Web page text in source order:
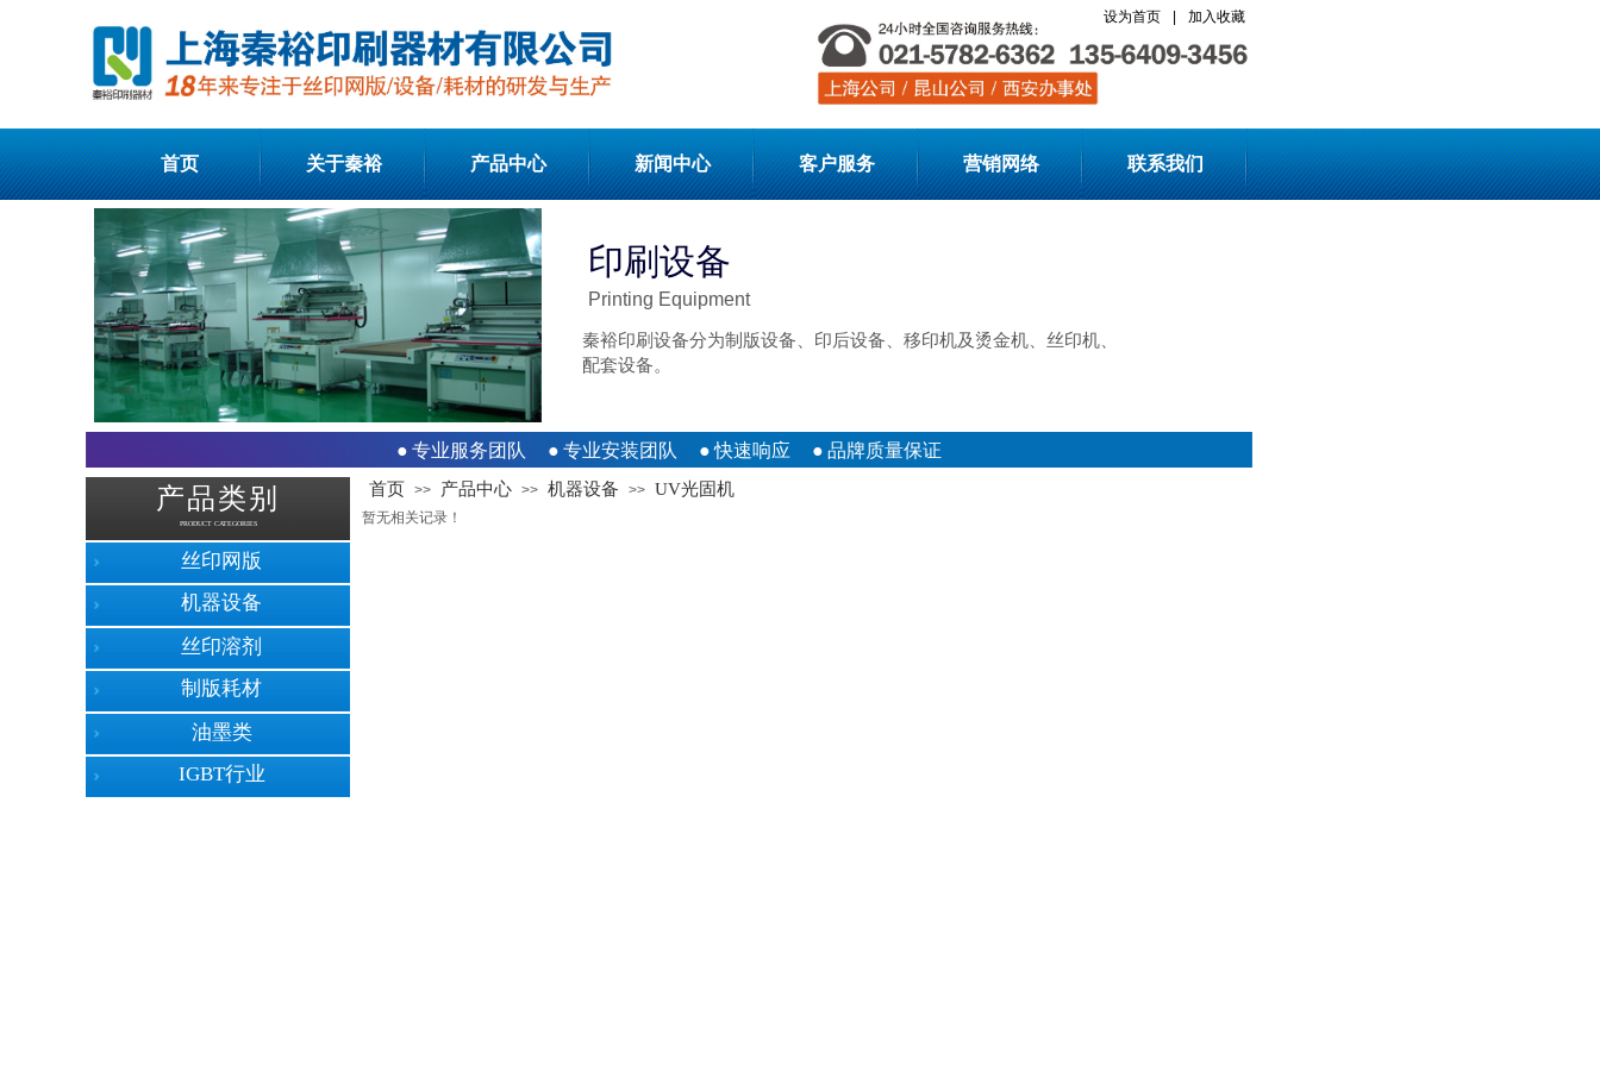
设为首页 加入收藏
首页 关于秦裕 产品中心 新闻中心 客户服务 营销网络 联系我们
印刷设备
Printing Equipment
秦裕印刷设备分为制版设备、印后设备、移印机及烫金机、丝印机、
配套设备。
● 专业服务团队 ● 专业安装团队 ● 快速响应 ● 品牌质量保证
产品类别
PRODUCT CATEGORIES
首页 >> 产品中心 >> 机器设备 >> UV光固机
暂无相关记录！
丝印网版
机器设备
丝印溶剂
制版耗材
油墨类
IGBT行业